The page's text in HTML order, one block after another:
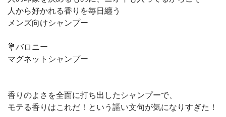
人から好かれる香りを毎日纏う
メンズ向けシャンプー
💐バロニー
マグネットシャンプー
香りのよさを全面に打ち出したシャンプーで、
モテる香りはこれだ！という謳い文句が気になりすぎた！